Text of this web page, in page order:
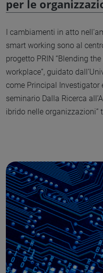
per le
I cambiamenti in atto
smart working sono al
progetto PRIN “Blending
workplace”, guidato
come Principal Investigator
seminario Dalla Ricerca
ibrido nelle organizzazioni”